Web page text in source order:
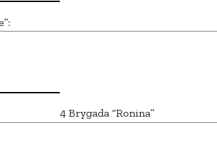
4 Brygada “Ronina”